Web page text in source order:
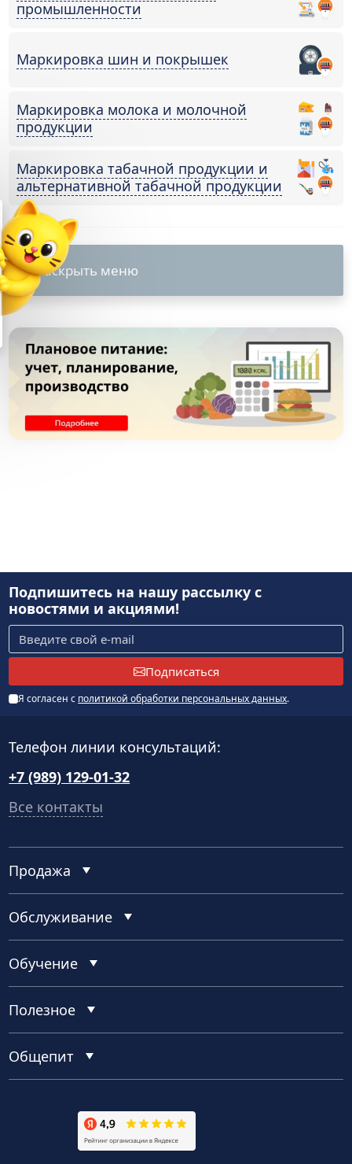
промышленности
Маркировка шин и покрышек
Маркировка молока и молочной
продукции
Маркировка табачной продукции и
альтернативной табачной продукции
Раскрыть меню
Подпишитесь на нашу рассылкус
новостями и акциями!
Подписаться
Я согласен с политикой обработки персональных данных.
Телефон линии консультаций:
+7 (989) 129-01-32
Все контакты
Продажа
Обслуживание
Обучение
Полезное
Общепит
и обучение
подключении
сотрудника»
12 978 ₽